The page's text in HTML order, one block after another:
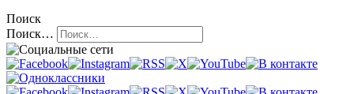
Поиск
Поиск…